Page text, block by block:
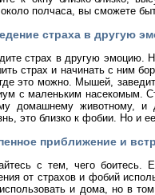
полчаса, вы сможете
страха в другую
страх в другую эмоцию.
страх и начинать с ним
это можно. Мышей,
с маленьким насекомым.
домашнему животному, и
это близко к фобии. Но и
приближение и
с тем, чего
от страхов и фобий
и дома, но в